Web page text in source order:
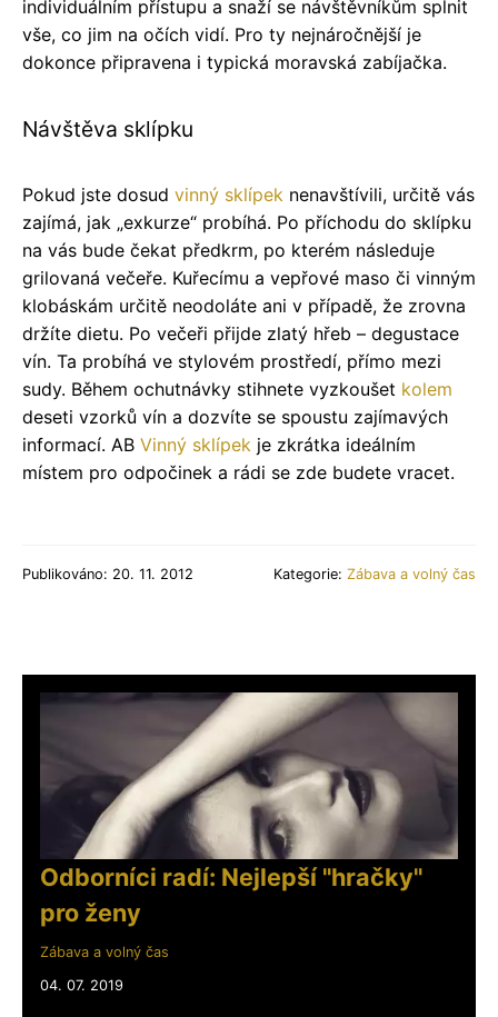
individuálním přístupu a snaží se návštěvníkům splnit
vše, co jim na očích vidí. Pro ty nejnáročnější je
dokonce připravena i typická moravská zabíjačka.
Návštěva sklípku
Pokud jste dosud vinný sklípek nenavštívili, určitě vás
zajímá, jak „exkurze“ probíhá. Po příchodu do sklípku
na vás bude čekat předkrm, po kterém následuje
grilovaná večeře. Kuřecímu a vepřové maso či vinným
klobáskám určitě neodoláte ani v případě, že zrovna
držíte dietu. Po večeři přijde zlatý hřeb – degustace
vín. Ta probíhá ve stylovém prostředí, přímo mezi
sudy. Během ochutnávky stihnete vyzkoušet kolem
deseti vzorků vín a dozvíte se spoustu zajímavých
informací. AB Vinný sklípek je zkrátka ideálním
místem pro odpočinek a rádi se zde budete vracet.
Publikováno: 20. 11. 2012 Kategorie: Zábava a volný čas
Odborníci radí: Nejlepší "hračky"
pro ženy
Zábava a volný čas
04. 07. 2019